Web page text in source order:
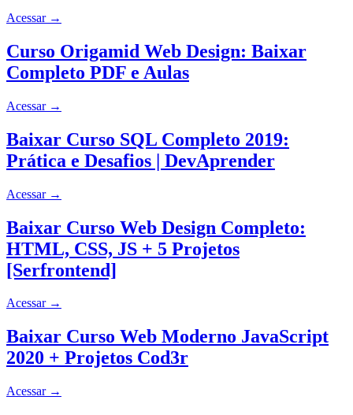
Acessar →
Curso Origamid Web Design: Baixar
Completo PDF e Aulas
Acessar →
Baixar Curso SQL Completo 2019:
Prática e Desafios | DevAprender
Acessar →
Baixar Curso Web Design Completo:
HTML, CSS, JS + 5 Projetos
[Serfrontend]
Acessar →
Baixar Curso Web Moderno JavaScript
2020 + Projetos Cod3r
Acessar →